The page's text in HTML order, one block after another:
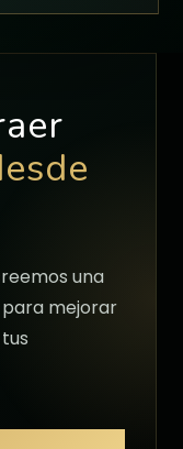
una
mejorar